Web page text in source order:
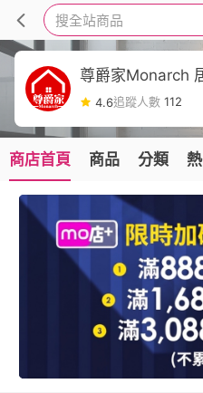
搜全站商品
尊爵家Monarch
4.6追蹤人數 112
商店首頁 商品 分類